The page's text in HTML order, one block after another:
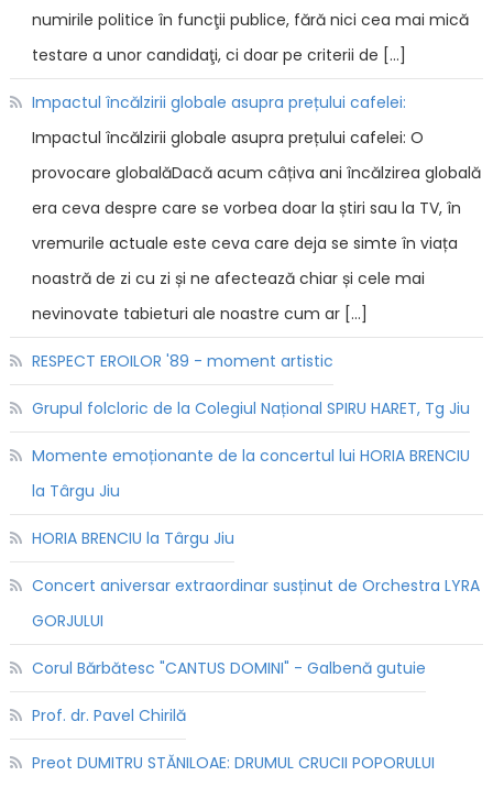
numirile politice în funcţii publice, fără nici cea mai mică
testare a unor candidaţi, ci doar pe criterii de […]
Impactul încălzirii globale asupra prețului cafelei:
Impactul încălzirii globale asupra prețului cafelei: O
provocare globalăDacă acum câțiva ani încălzirea globală
era ceva despre care se vorbea doar la știri sau la TV, în
vremurile actuale este ceva care deja se simte în viața
noastră de zi cu zi și ne afectează chiar și cele mai
nevinovate tabieturi ale noastre cum ar […]
RESPECT EROILOR '89 - moment artistic
Grupul folcloric de la Colegiul Național SPIRU HARET, Tg Jiu
Momente emoționante de la concertul lui HORIA BRENCIU
la Târgu Jiu
HORIA BRENCIU la Târgu Jiu
Concert aniversar extraordinar susținut de Orchestra LYRA
GORJULUI
Corul Bărbătesc "CANTUS DOMINI" - Galbenă gutuie
Prof. dr. Pavel Chirilă
Preot DUMITRU STĂNILOAE: DRUMUL CRUCII POPORULUI